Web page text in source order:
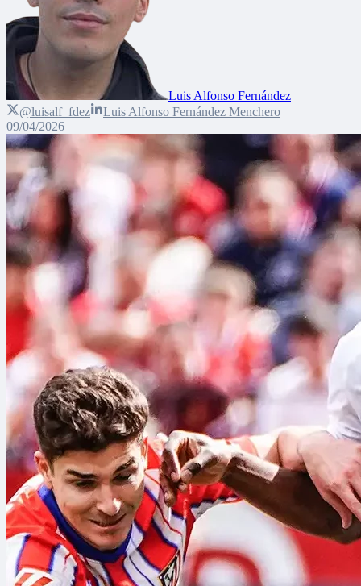
Luis Alfonso Fernández
@luisalf_fdez
Luis Alfonso Fernández Menchero
09/04/2026